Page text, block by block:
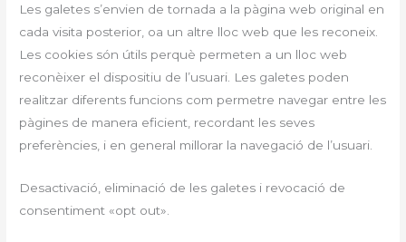
Les galetes s’envien de tornada a la pàgina web original en
cada visita posterior, oa un altre lloc web que les reconeix.
Les cookies són útils perquè permeten a un lloc web
reconèixer el dispositiu de l’usuari. Les galetes poden
realitzar diferents funcions com permetre navegar entre les
pàgines de manera eficient, recordant les seves
preferències, i en general millorar la navegació de l’usuari.
Desactivació, eliminació de les galetes i revocació de
consentiment «opt out».